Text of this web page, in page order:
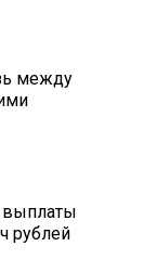
между
выплаты
рублей